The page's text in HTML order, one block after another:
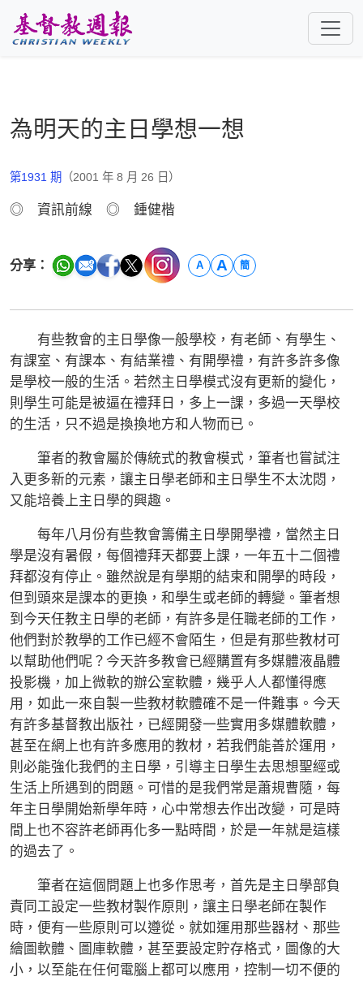
為明天的主日學想一想
第1931 期 （2001 年 8 月 26 日）
◎ 資訊前線 ◎ 鍾健楷
分享： A A 簡
有些教會的主日學像一般學校，有老師、有學生、
有課室、有課本、有結業禮、有開學禮，有許多許多像
是學校一般的生活。若然主日學模式沒有更新的變化，
則學生可能是被逼在禮拜日，多上一課，多過一天學校
的生活，只不過是換換地方和人物而已。
筆者的教會屬於傳統式的教會模式，筆者也嘗試注
入更多新的元素，讓主日學老師和主日學生不太沈悶，
又能培養上主日學的興趣。
每年八月份有些教會籌備主日學開學禮，當然主日
學是沒有暑假，每個禮拜天都要上課，一年五十二個禮
拜都沒有停止。雖然說是有學期的結束和開學的時段，
但到頭來是課本的更換，和學生或老師的轉變。筆者想
到今天任教主日學的老師，有許多是任職老師的工作，
他們對於教學的工作已經不會陌生，但是有那些教材可
以幫助他們呢？今天許多教會已經購置有多媒體液晶體
投影機，加上微軟的辦公室軟體，幾乎人人都懂得應
用，如此一來自製一些教材軟體確不是一件難事。今天
有許多基督教出版社，已經開發一些實用多媒體軟體，
甚至在網上也有許多應用的教材，若我們能善於運用，
則必能強化我們的主日學，引導主日學生去思想聖經或
生活上所遇到的問題。可惜的是我們常是蕭規曹隨，每
年主日學開始新學年時，心中常想去作出改變，可是時
間上也不容許老師再化多一點時間，於是一年就是這樣
的過去了。
筆者在這個問題上也多作思考，首先是主日學部負
責同工設定一些教材製作原則，讓主日學老師在製作
時，便有一些原則可以遵從。就如運用那些器材、那些
繪圖軟體、圖庫軟體，甚至要設定貯存格式，圖像的大
小，以至能在任何電腦上都可以應用，控制一切不便的